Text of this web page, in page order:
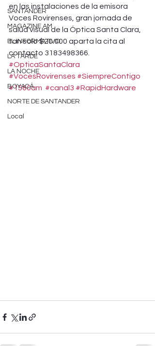
SANTANDER
MAGAZINE AM
EL INFORMATIVO
LA TARDE
LA NOCHE
BOYACÁ
NORTE DE SANTANDER
Local
en las instalaciones de la emisora
Voces Rovirenses, gran jornada de
salud visual de la Óptica Santa Clara,
tan solo $20.000 aparta la cita al
contacto 3183498366.
#OpticaSantaClara
#VocesRovirenses #SiempreContigo
#1560am #canal3 #RapidHardware